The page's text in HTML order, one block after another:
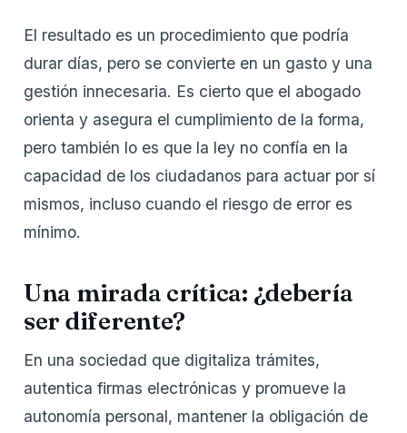
El resultado es un procedimiento que podría
durar días, pero se convierte en un gasto y una
gestión innecesaria. Es cierto que el abogado
orienta y asegura el cumplimiento de la forma,
pero también lo es que la ley no confía en la
capacidad de los ciudadanos para actuar por sí
mismos, incluso cuando el riesgo de error es
mínimo.
Una mirada crítica: ¿debería
ser diferente?
En una sociedad que digitaliza trámites,
autentica firmas electrónicas y promueve la
autonomía personal, mantener la obligación de